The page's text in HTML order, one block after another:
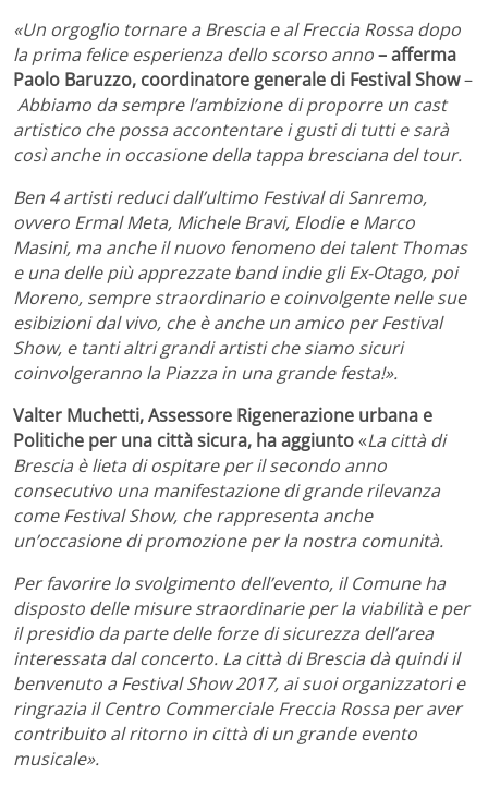
«Un orgoglio tornare a Brescia e al Freccia Rossa dopo
la prima felice esperienza dello scorso anno– afferma
Paolo Baruzzo, coordinatore generale di Festival Show–
Abbiamo da sempre l’ambizione di proporre un cast
artistico che possa accontentare i gusti di tutti e sarà
così anche in occasione della tappa bresciana del tour.
Ben 4 artisti reduci dall’ultimo Festival di Sanremo,
ovvero Ermal Meta, Michele Bravi, Elodie e Marco
Masini, ma anche il nuovo fenomeno dei talent Thomas
e una delle più apprezzate band indie gli Ex-Otago, poi
Moreno, sempre straordinario e coinvolgente nelle sue
esibizioni dal vivo, che è anche un amico per Festival
Show, e tanti altri grandi artisti che siamo sicuri
coinvolgeranno la Piazza in una grande festa!».
Valter Muchetti, Assessore Rigenerazione urbana e
Politiche per una città sicura, ha aggiunto«La città di
Brescia è lieta di ospitare per il secondo anno
consecutivo una manifestazione di grande rilevanza
come Festival Show, che rappresenta anche
un’occasione di promozione per la nostra comunità.
Per favorire lo svolgimento dell’evento, il Comune ha
disposto delle misure straordinarie per la viabilità e per
il presidio da parte delle forze di sicurezza dell’area
interessata dal concerto. La città di Brescia dà quindi il
benvenuto a Festival Show 2017, ai suoi organizzatori e
ringrazia il Centro Commerciale Freccia Rossa per aver
contribuito al ritorno in città di un grande evento
musicale».